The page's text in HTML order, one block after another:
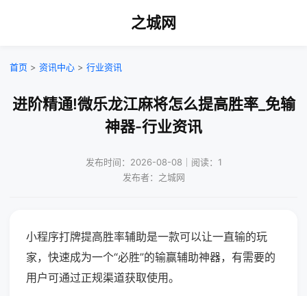
之城网
首页 > 资讯中心 > 行业资讯
进阶精通!微乐龙江麻将怎么提高胜率_免输
神器-行业资讯
发布时间：2026-08-08｜阅读：1
发布者：之城网
小程序打牌提高胜率辅助是一款可以让一直输的玩
家，快速成为一个“必胜”的输赢辅助神器，有需要的
用户可通过正规渠道获取使用。